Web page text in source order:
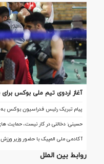
پیام تبریک رئیس فدراسیون بوکس به
حسینی: دخالتی در کار نیست،
بعد از ۸۵ سال با حمایت دنیا مالی صاحب خانه می شود
آکادمی ملی المپیک با حضور وزیر
روابط بین الملل